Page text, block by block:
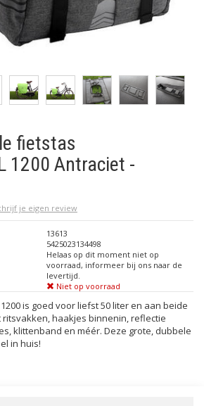
fietstas
1200 Antraciet -
je eigen review
13613
5425023134498
Helaas op dit moment niet op
voorraad, informeer bij ons naar de
levertijd.
Niet op voorraad
is goed voor liefst 50 liter en aan beide
haakjes binnenin, reflectie
klittenband en méér. Deze grote, dubbele
in huis!